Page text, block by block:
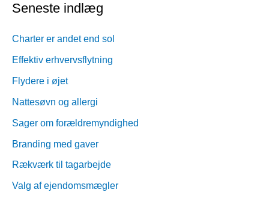
Seneste indlæg
Charter er andet end sol
Effektiv erhvervsflytning
Flydere i øjet
Nattesøvn og allergi
Sager om forældremyndighed
Branding med gaver
Rækværk til tagarbejde
Valg af ejendomsmægler